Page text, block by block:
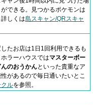
できる。見つかるポケモンは
しくは島スキャン/QRスキャ
たお店は1日1回利用できるも
ラーハウスではマスターボー
んのおうかんといった貴重なア
があるので毎日通いたいとこ
ルを参照。